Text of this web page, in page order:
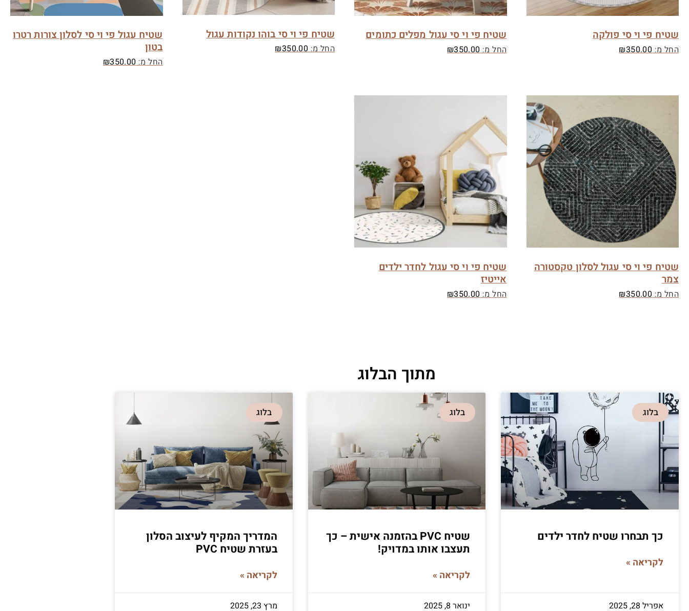
שטיח פי וי סי פולקה
החל מ: ₪350.00
שטיח פי וי סי עגול מפלים כתומים
החל מ: ₪350.00
שטיח פי וי סי בוהו נקודות עגול
החל מ: ₪350.00
שטיח עגול פי וי סי לסלון צורות רטרו
בטון
החל מ: ₪350.00
שטיח פי וי סי עגול לסלון טקסטורה
צמר
החל מ: ₪350.00
שטיח פי וי סי עגול לחדר ילדים
אייטיז
החל מ: ₪350.00
מתוך הבלוג
בלוג
כך תבחרו שטיח לחדר ילדים
לקריאה »
אפריל 28, 2025
בלוג
שטיח PVC בהזמנה אישית – כך
תעצבו אותו במדויק!
לקריאה »
ינואר 8, 2025
בלוג
המדריך המקיף לעיצוב הסלון
בעזרת שטיח PVC
לקריאה »
מרץ 23, 2025